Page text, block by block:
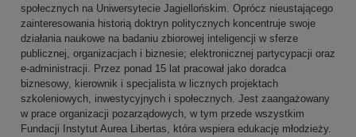
społecznych na Uniwersytecie Jagiellońskim. Oprócz nieustającego
zainteresowania historią doktryn politycznych koncentruje swoje
działania naukowe na badaniu zbiorowej inteligencji w sferze
publicznej, organizacjach i biznesie; elektronicznej partycypacji oraz
e-administracji. Przez ponad 15 lat pracował jako doradca
biznesowy, kierownik i specjalista w licznych projektach
szkoleniowych, inwestycyjnych i społecznych. Jest zaangażowany
w prace organizacji pozarządowych, w tym przede wszystkim
Fundacji Instytut Aurea Libertas, która wspiera edukację młodzieży.